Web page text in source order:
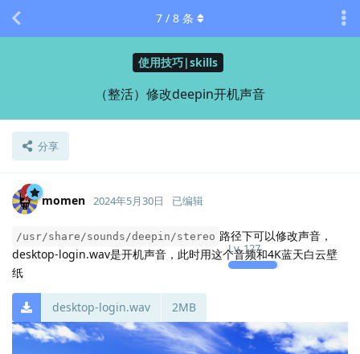
使用技巧|skills
（整活）修改deepin开机声音
分享
7 / 8 条
momen
Lv. 127
2024年5月30日 已编辑
/usr/share/sounds/deepin/stereo 路径下可以修改声音，
desktop-login.wav是开机声音，此时用这个音频和4K蓝天白云壁
纸
desktop-login.wav 2MB